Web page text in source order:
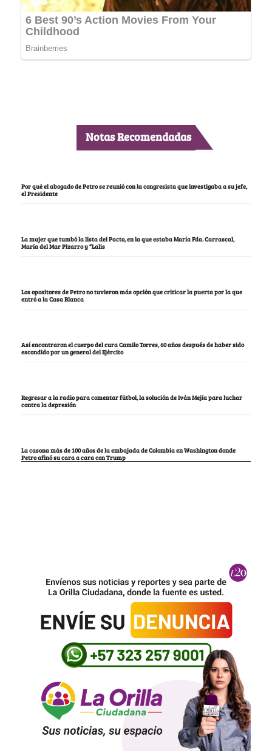
Notas Recomendadas
Por qué el abogado de Petro se reunió con la congresista que investigaba a su jefe,
el Presidente
La mujer que tumbó la lista del Pacto, en la que estaba María Fda. Carrascal,
María del Mar Pizarro y “Lalis
Los opositores de Petro no tuvieron más opción que criticar la puerta por la que
entró a la Casa Blanca
Así encontraron el cuerpo del cura Camilo Torres, 60 años después de haber sido
escondido por un general del Ejército
Regresar a la radio para comentar fútbol, la solución de Iván Mejía para luchar
contra la depresión
La casona más de 100 años de la embajada de Colombia en Washington donde
Petro afinó su cara a cara con Trump